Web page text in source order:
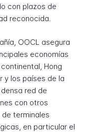
con plazos de
reconocida.
OOCL asegura
economías
Hong
y los países de la
red de
con otros
terminales
en particular el